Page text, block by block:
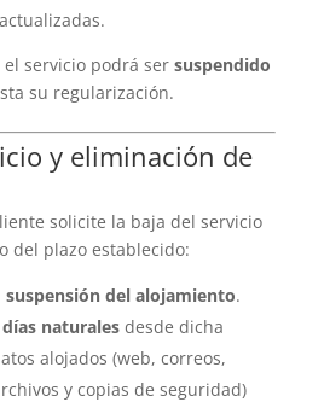
el servicio podrá ser suspendido
su regularización.
y eliminación de
solicite la baja del servicio
del plazo establecido:
suspensión del alojamiento.
días naturalesdesde dicha
alojados (web, correos,
y copias de seguridad)